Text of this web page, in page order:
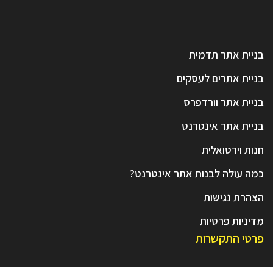
בניית אתר תדמית
בניית אתרים לעסקים
בניית אתר וורדפרס
בניית אתר אינטרנט
חנות וירטואלית
כמה עולה לבנות אתר אינטרנט?
הצהרת נגישות
מדיניות פרטיות
פרטי התקשרות